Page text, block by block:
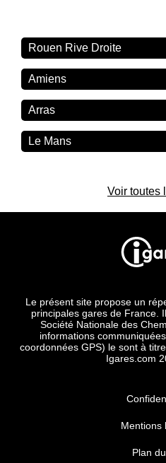
Rouen Rive Droite
Amiens
Arras
Le Mans
Voir toutes
Le présent site propose un
principales gares de France.
Société Nationale des
informations
coordonnées GPS) le sont à
Igares.com
Mentions
Plan